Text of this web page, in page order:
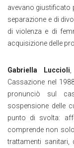
avevano giustificato
separazione e di
di violenza e di
acquisizione delle
Gabriella Luccioli
Cassazione nel
pronunciò sul
sospensione delle
punto di svolta:
comprende non
trattamenti sanitari,